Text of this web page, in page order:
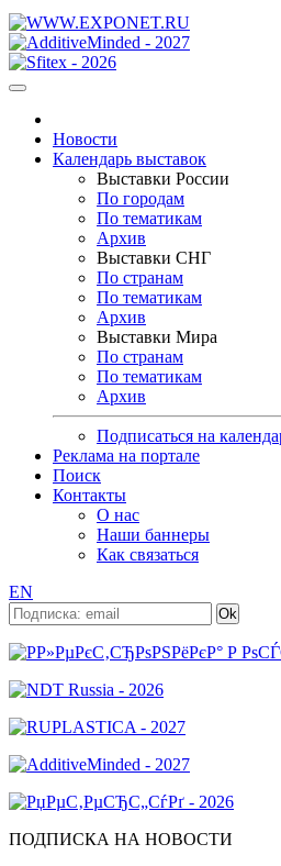
Новости
Календарь выставок
Выставки России
По городам
По тематикам
Архив
Выставки СНГ
По странам
По тематикам
Архив
Выставки Мира
По странам
По тематикам
Архив
Подписаться на
Реклама на портале
Поиск
Контакты
О нас
Наши баннеры
Как связаться
EN
ПОДПИСКА НА НОВОСТИ